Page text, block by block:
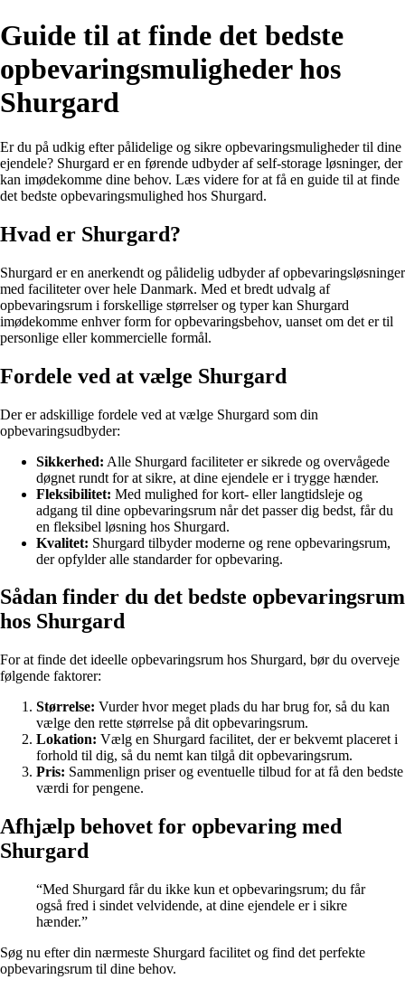
Guide til at finde det bedste
opbevaringsmuligheder hos
Shurgard
Er du på udkig efter pålidelige og sikre opbevaringsmuligheder til dine
ejendele? Shurgard er en førende udbyder af self-storage løsninger, der
kan imødekomme dine behov. Læs videre for at få en guide til at finde
det bedste opbevaringsmulighed hos Shurgard.
Hvad er Shurgard?
Shurgard er en anerkendt og pålidelig udbyder af opbevaringsløsninger
med faciliteter over hele Danmark. Med et bredt udvalg af
opbevaringsrum i forskellige størrelser og typer kan Shurgard
imødekomme enhver form for opbevaringsbehov, uanset om det er til
personlige eller kommercielle formål.
Fordele ved at vælge Shurgard
Der er adskillige fordele ved at vælge Shurgard som din
opbevaringsudbyder:
Sikkerhed: Alle Shurgard faciliteter er sikrede og overvågede
døgnet rundt for at sikre, at dine ejendele er i trygge hænder.
Fleksibilitet: Med mulighed for kort- eller langtidsleje og
adgang til dine opbevaringsrum når det passer dig bedst, får du
en fleksibel løsning hos Shurgard.
Kvalitet: Shurgard tilbyder moderne og rene opbevaringsrum,
der opfylder alle standarder for opbevaring.
Sådan finder du det bedste opbevaringsrum
hos Shurgard
For at finde det ideelle opbevaringsrum hos Shurgard, bør du overveje
følgende faktorer:
Størrelse: Vurder hvor meget plads du har brug for, så du kan
vælge den rette størrelse på dit opbevaringsrum.
Lokation: Vælg en Shurgard facilitet, der er bekvemt placeret i
forhold til dig, så du nemt kan tilgå dit opbevaringsrum.
Pris: Sammenlign priser og eventuelle tilbud for at få den bedste
værdi for pengene.
Afhjælp behovet for opbevaring med
Shurgard
“Med Shurgard får du ikke kun et opbevaringsrum; du får
også fred i sindet velvidende, at dine ejendele er i sikre
hænder.”
Søg nu efter din nærmeste Shurgard facilitet og find det perfekte
opbevaringsrum til dine behov.